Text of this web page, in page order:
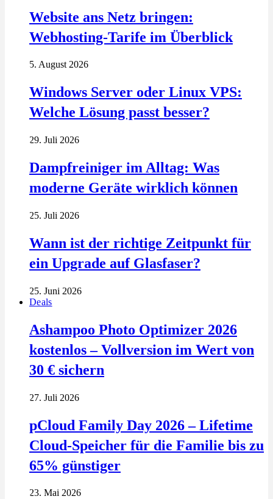
Website ans Netz bringen:
Webhosting-Tarife im Überblick
5. August 2026
Windows Server oder Linux VPS:
Welche Lösung passt besser?
29. Juli 2026
Dampfreiniger im Alltag: Was
moderne Geräte wirklich können
25. Juli 2026
Wann ist der richtige Zeitpunkt für
ein Upgrade auf Glasfaser?
25. Juni 2026
Deals
Ashampoo Photo Optimizer 2026
kostenlos – Vollversion im Wert von
30 € sichern
27. Juli 2026
pCloud Family Day 2026 – Lifetime
Cloud-Speicher für die Familie bis zu
65% günstiger
23. Mai 2026